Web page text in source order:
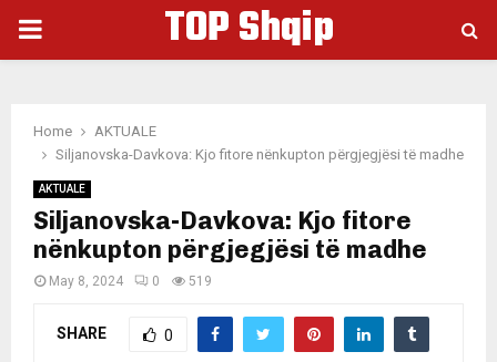
PRIMARY
TOP Shqip
Home
AKTUALE
Siljanovska-Davkova: Kjo fitore nënkupton përgjegjësi të madhe
AKTUALE
Siljanovska-Davkova: Kjo fitore
nënkupton përgjegjësi të madhe
May 8, 2024 0 519
SHARE 0